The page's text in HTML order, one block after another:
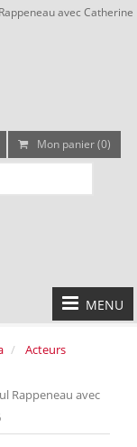
avec Catherine
Mon panier (0)
MENU
Acteurs
Rappeneau avec